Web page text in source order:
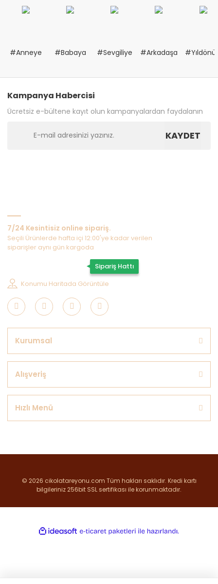
#Anneye #Babaya #Sevgiliye #Arkadaşa
Kampanya Habercisi
Ücretsiz e-bültene kayıt olun kampanyalardan faydalanın
KAYDET
7/24 Kesintisiz online sipariş.
Seçili Ürünlerde hafta içi 12:00'ye kadar verilen
siparişler aynı gün kargoda
Sipariş Hattı
Konumu Haritada Görüntüle
Kurumsal
Alışveriş
Hızlı Menü
© 2026 cikolatareyonu.com Tüm hakları saklıdır. Kredi kartı
bilgileriniz 256bit SSL sertifikası ile korunmaktadır.
ideasoft
e-